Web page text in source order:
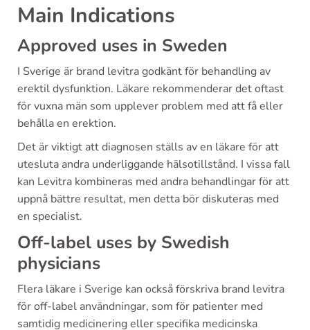
Main Indications
Approved uses in Sweden
I Sverige är brand levitra godkänt för behandling av
erektil dysfunktion. Läkare rekommenderar det oftast
för vuxna män som upplever problem med att få eller
behålla en erektion.
Det är viktigt att diagnosen ställs av en läkare för att
utesluta andra underliggande hälsotillstånd. I vissa fall
kan Levitra kombineras med andra behandlingar för att
uppnå bättre resultat, men detta bör diskuteras med
en specialist.
Off-label uses by Swedish
physicians
Flera läkare i Sverige kan också förskriva brand levitra
för off-label användningar, som för patienter med
samtidig medicinering eller specifika medicinska